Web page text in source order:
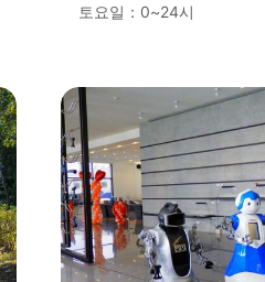
토요일：0~24시